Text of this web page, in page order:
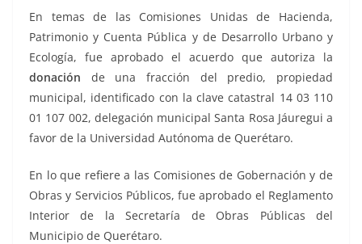
En temas de las Comisiones Unidas de Hacienda,
Patrimonio y Cuenta Pública y de Desarrollo Urbano y
Ecología, fue aprobado el acuerdo que autoriza la
donación de una fracción del predio, propiedad
municipal, identificado con la clave catastral 14 03 110
01 107 002, delegación municipal Santa Rosa Jáuregui a
favor de la Universidad Autónoma de Querétaro.
En lo que refiere a las Comisiones de Gobernación y de
Obras y Servicios Públicos, fue aprobado el Reglamento
Interior de la Secretaría de Obras Públicas del
Municipio de Querétaro.